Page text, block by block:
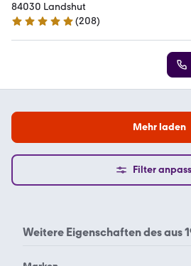
84030 Landshut
4.8 Sterne
(208)
Mehr laden
Filter
Weitere Eigenschaften desaus